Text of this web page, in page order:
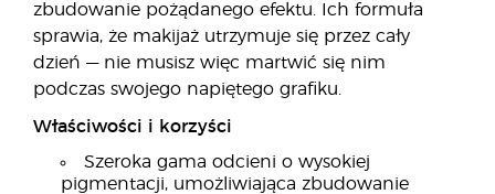
zbudowanie pożądanego efektu. Ich formuła
sprawia, że makijaż utrzymuje się przez cały
dzień — nie musisz więc martwić się nim
podczas swojego napiętego grafiku.
Właściwości i korzyści
Szeroka gama odcieni o wysokiej
pigmentacji, umożliwiająca zbudowanie